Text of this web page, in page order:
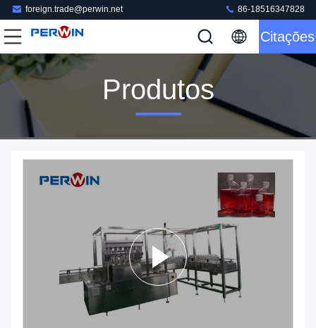
foreign.trade@perwin.net 86-18516347828
Citações
Produtos